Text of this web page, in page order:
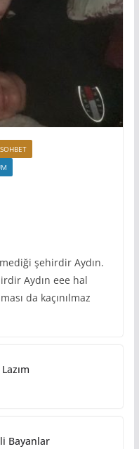
şehirdir Aydın.
Aydın eee hal
da kaçınılmaz
Bayanlar